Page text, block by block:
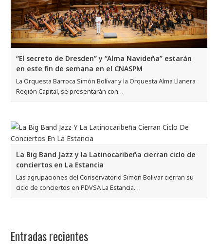
“El secreto de Dresden” y “Alma Navideña” estarán
en este fin de semana en el CNASPM
La Orquesta Barroca Simón Bolívar y la Orquesta Alma Llanera
Región Capital, se presentarán con…
La Big Band Jazz y la Latinocaribeña cierran ciclo de
conciertos en La Estancia
Las agrupaciones del Conservatorio Simón Bolívar cierran su
ciclo de conciertos en PDVSA La Estancia.…
Entradas recientes